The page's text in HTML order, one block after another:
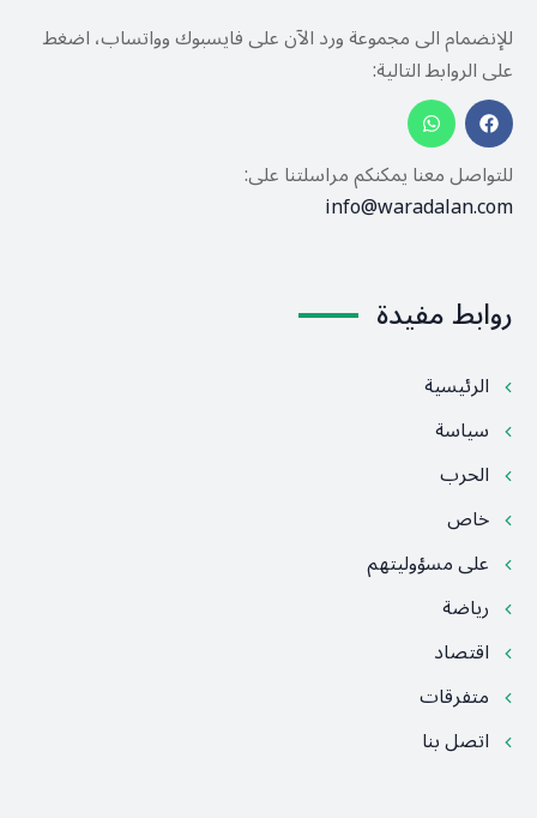
للإنضمام الى مجموعة ورد الآن على فايسبوك وواتساب، اضغط
على الروابط التالية:
للتواصل معنا يمكنكم مراسلتنا على:
info@waradalan.com
روابط مفيدة
الرئيسية
سياسة
الحرب
خاص
على مسؤوليتهم
رياضة
اقتصاد
متفرقات
اتصل بنا